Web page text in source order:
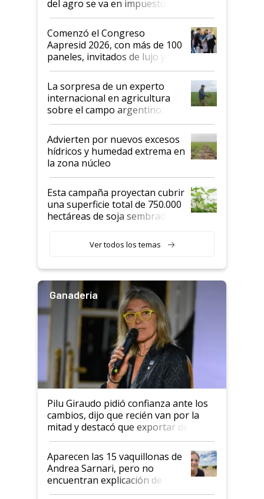
del agro se va en impuestos:
"No es bueno que en
Argentina se sigan discutiendo
las mismas cosas de hace 50
años"
Comenzó el Congreso
Aapresid 2026, con más de 100
paneles, invitados de lujo y
todas las tendencias
La sorpresa de un experto
internacional en agricultura
sobre el campo argentino:
"Estoy muy impresionado"
Advierten por nuevos excesos
hídricos y humedad extrema en
la zona núcleo
Esta campaña proyectan cubrir
una superficie total de 750.000
hectáreas de soja sembradas
variedades que marcan un
salto tecnológico en genética y
Ver todos los temas
Ganadería
Pilu Giraudo pidió confianza ante los
cambios, dijo que recién van por la
mitad y destacó que exportar dejó de
ser "para unos pocos": "Tenemos un
mandato muy claro del gobierno
nacional"
Aparecen las 15 vaquillonas de
Andrea Sarnari, pero no
encuentran explicación de
cómo llegaron allí